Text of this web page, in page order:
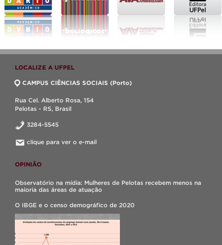
LOCALIZE A UFPEL
CAMPUS CIÊNCIAS SOCIAIS (Porto)
Rua Cel. Alberto Rosa, 154
Pelotas - RS, Brasil
3284-5545
clique para ver o e-mail
OPINIÃO
Observatório na mídia: Mulheres de Pelotas recebem menos na
maioria das áreas de atuação
O IBGE e o censo demográfico de 2020